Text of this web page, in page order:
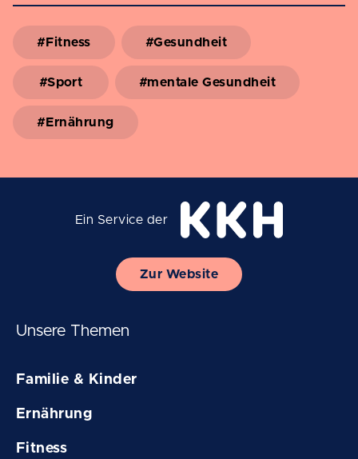
#Fitness #Gesundheit
#Sport #mentale Gesundheit
#Ernährung
Ein Service der
Zur Website
Unsere Themen
Familie & Kinder
Ernährung
Fitness